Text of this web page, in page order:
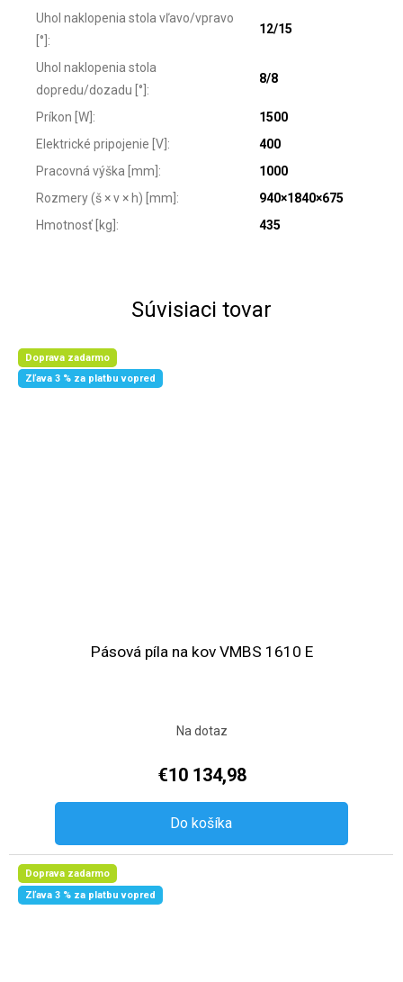
Uhol naklopenia stola vľavo/vpravo
[°] :
12/15
Uhol naklopenia stola
dopredu/dozadu [°] :
8/8
Príkon [W] :
1500
Elektrické pripojenie [V] :
400
Pracovná výška [mm] :
1000
Rozmery (š × v × h) [mm] :
940×1840×675
Hmotnosť [kg] : 435
Súvisiaci tovar
Doprava zadarmo
Zľava 3 % za platbu vopred
Pásová píla na kov VMBS 1610 E
Na dotaz
€10 134,98
Do košíka
Doprava zadarmo
Zľava 3 % za platbu vopred